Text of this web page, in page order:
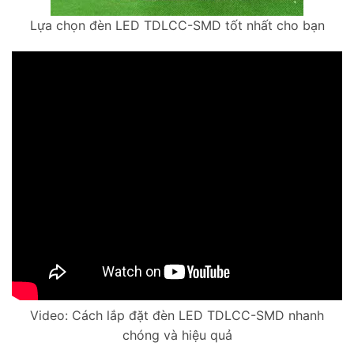
Lựa chọn đèn LED TDLCC-SMD tốt nhất cho bạn
Video: Cách lắp đặt đèn LED TDLCC-SMD nhanh
chóng và hiệu quả